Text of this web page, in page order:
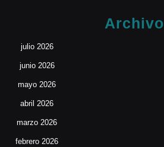
Archivo
julio 2026
junio 2026
mayo 2026
abril 2026
marzo 2026
febrero 2026